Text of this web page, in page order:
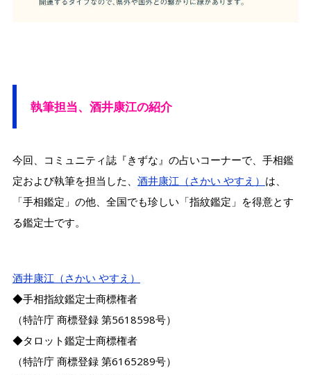
執筆担当、酒井康江の紹介
今回、コミュニティ誌『きずな』の占いコーナーで、手相鑑
定および執筆を担当した、 酒井康江（さかい やすえ） は、
「手相鑑定」の他、全国でも珍しい「指紋鑑定」を得意とす
る鑑定士です。
酒井康江（さかい やすえ）
◆手相指紋鑑定士商標権者
（特許庁 商標登録 第5618598号）
◆タロット鑑定士商標権者
（特許庁 商標登録 第6165289号）